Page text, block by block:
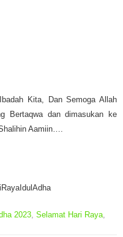
Kita, Dan Semoga Allah
Bertaqwa dan dimasukan ke
Aamiin….
2023, Selamat Hari Raya,